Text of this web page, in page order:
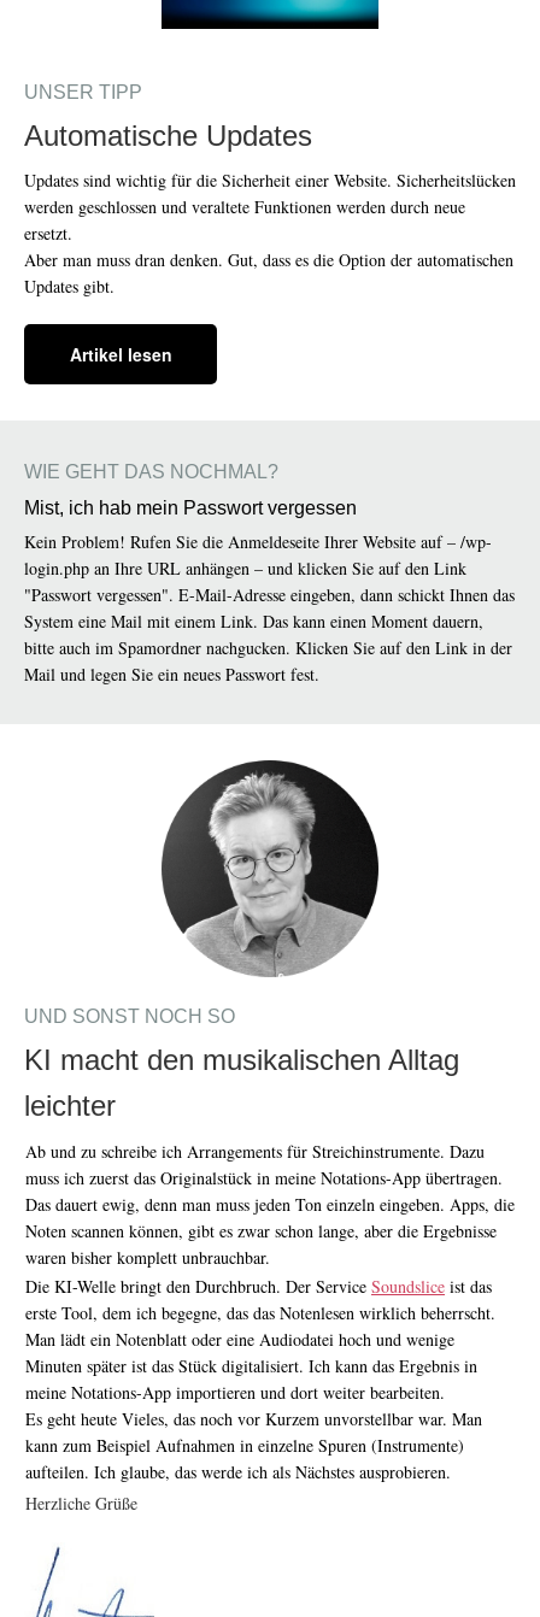
UNSER TIPP
Automatische Updates
Updates sind wichtig für die Sicherheit einer Website. Sicherheitslücken
werden geschlossen und veraltete Funktionen werden durch neue
ersetzt.
Aber man muss dran denken. Gut, dass es die Option der automatischen
Updates gibt.
Artikel lesen
WIE GEHT DAS NOCHMAL?
Mist, ich hab mein Passwort vergessen
Kein Problem! Rufen Sie die Anmeldeseite Ihrer Website auf – /wp-
login.php an Ihre URL anhängen – und klicken Sie auf den Link
"Passwort vergessen". E-Mail-Adresse eingeben, dann schickt Ihnen das
System eine Mail mit einem Link. Das kann einen Moment dauern,
bitte auch im Spamordner nachgucken. Klicken Sie auf den Link in der
Mail und legen Sie ein neues Passwort fest.
UND SONST NOCH SO
KI macht den musikalischen Alltag
leichter
Ab und zu schreibe ich Arrangements für Streichinstrumente. Dazu
muss ich zuerst das Originalstück in meine Notations-App übertragen.
Das dauert ewig, denn man muss jeden Ton einzeln eingeben. Apps, die
Noten scannen können, gibt es zwar schon lange, aber die Ergebnisse
waren bisher komplett unbrauchbar.
Die KI-Welle bringt den Durchbruch. Der Service Soundslice ist das
erste Tool, dem ich begegne, das das Notenlesen wirklich beherrscht.
Man lädt ein Notenblatt oder eine Audiodatei hoch und wenige
Minuten später ist das Stück digitalisiert. Ich kann das Ergebnis in
meine Notations-App importieren und dort weiter bearbeiten.
Es geht heute Vieles, das noch vor Kurzem unvorstellbar war. Man
kann zum Beispiel Aufnahmen in einzelne Spuren (Instrumente)
aufteilen. Ich glaube, das werde ich als Nächstes ausprobieren.
Herzliche Grüße